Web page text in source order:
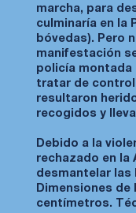
marcha, para
culminaría en la
bóvedas). Pero
manifestación
policía montada
tratar de
resultaron
recogidos y
Debido a la
rechazado en la
desmantelar las
Dimensiones de
centímetros.